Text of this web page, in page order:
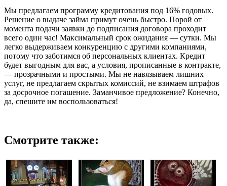
Мы предлагаем программу кредитования под 16% годовых.
Решение о выдаче займа примут очень быстро. Порой от
момента подачи заявки до подписания договора проходит
всего один час! Максимальный срок ожидания — сутки. Мы
легко выдерживаем конкуренцию с другими компаниями,
потому что заботимся об персональных клиентах. Кредит
будет выгодным для вас, а условия, прописанные в контракте,
— прозрачными и простыми. Мы не навязываем лишних
услуг, не предлагаем скрытых комиссий, не взимаем штрафов
за досрочное погашение. Заманчивое предложение? Конечно,
да, спешите им воспользоваться!
Смотрите также: